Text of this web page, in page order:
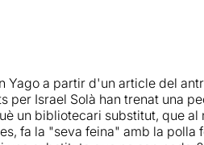
a tothom (no només als
arquitectes, psicòlegs o
està, en certa manera, per
resulta una veritable
Yago a partir d'un article del
per Israel Solà han trenat una
un bibliotecari substitut, que al
fa la "seva feina" amb la polla